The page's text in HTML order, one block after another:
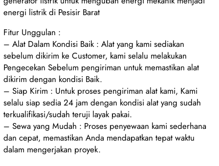
energi listrik di Pesisir Barat
Fitur Unggulan :
– Alat Dalam Kondisi Baik : Alat yang kami sediakan
sebelum dikirim ke Customer, kami selalu melakukan
Pengecekan Sebelum pengiriman untuk memastikan alat
dikirim dengan kondisi Baik.
– Siap Kirim : Untuk proses pengiriman alat kami, Kami
selalu siap sedia 24 jam dengan kondisi alat yang sudah
terkualifikasi/sudah teruji layak pakai.
– Sewa yang Mudah : Proses penyewaan kami sederhana
dan cepat, memastikan Anda mendapatkan tepat waktu
dalam mengerjakan proyek.